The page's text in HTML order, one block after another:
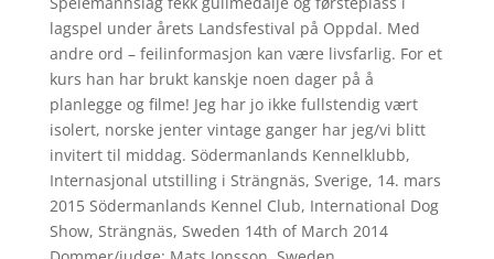
lagspel under årets Landsfestival på Oppdal. Med
andre ord – feilinformasjon kan være livsfarlig. For et
kurs han har brukt kanskje noen dager på å
planlegge og filme! Jeg har jo ikke fullstendig vært
isolert, norske jenter vintage ganger har jeg/vi blitt
invitert til middag. Södermanlands Kennelklubb,
Internasjonal utstilling i Strängnäs, Sverige, 14. mars
2015 Södermanlands Kennel Club, International Dog
Show, Strängnäs, Sweden 14th of March 2014